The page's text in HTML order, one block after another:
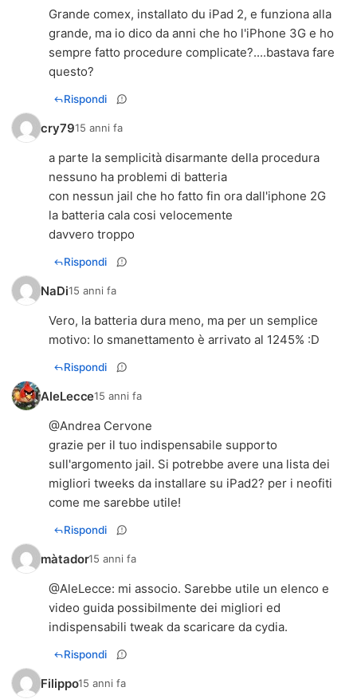
Grande comex, installato du iPad 2, e funziona alla
grande, ma io dico da anni che ho l'iPhone 3G e ho
sempre fatto procedure complicate?....bastava fare
questo?
Rispondi
cry7915 anni fa
a parte la semplicità disarmante della procedura
nessuno ha problemi di batteria
con nessun jail che ho fatto fin ora dall'iphone 2G
la batteria cala cosi velocemente
davvero troppo
Rispondi
NaDi15 anni fa
Vero, la batteria dura meno, ma per un semplice
motivo: lo smanettamento è arrivato al 1245% :D
Rispondi
AleLecce15 anni fa
@Andrea Cervone
grazie per il tuo indispensabile supporto
sull'argomento jail. Si potrebbe avere una lista dei
migliori tweeks da installare su iPad2? per i neofiti
come me sarebbe utile!
Rispondi
màtador15 anni fa
@AleLecce: mi associo. Sarebbe utile un elenco e
video guida possibilmente dei migliori ed
indispensabili tweak da scaricare da cydia.
Rispondi
Filippo15 anni fa